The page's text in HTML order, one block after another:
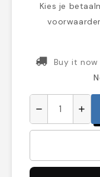
Kies je
Buy it now
remove add